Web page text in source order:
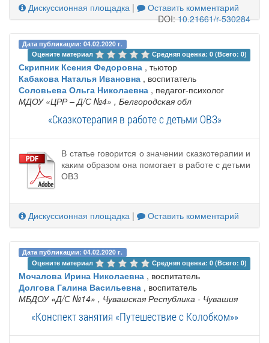
Дискуссионная площадка |
Оставить комментарий
DOI:10.21661/r-530284
Дата публикации: 04.02.2020 г.
Оцените материал
Средняя оценка: 0 (Всего: 0)
Скрипник Ксения Федоровна , тьютор
Кабакова Наталья Ивановна , воспитатель
Соловьева Ольга Николаевна , педагог-психолог
МДОУ «ЦРР – Д/С №4» , Белгородская обл
«Сказкотерапия в работе с детьми ОВЗ»
В статье говорится о значении сказкотерапии и
каким образом она помогает в работе с детьми
ОВЗ
Дискуссионная площадка | Оставить комментарий
Дата публикации: 04.02.2020 г.
Оцените материал
Средняя оценка: 0 (Всего: 0)
Мочалова Ирина Николаевна , воспитатель
Долгова Галина Васильевна , воспитатель
МБДОУ «Д/С №14» , Чувашская Республика - Чувашия
«Конспект занятия «Путешествие с Колобком»»